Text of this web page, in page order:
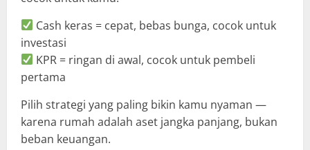
Cash keras = cepat, bebas bunga, cocok untuk
investasi
KPR = ringan di awal, cocok untuk pembeli
pertama
Pilih strategi yang paling bikin kamu nyaman —
karena rumah adalah aset jangka panjang, bukan
beban keuangan.